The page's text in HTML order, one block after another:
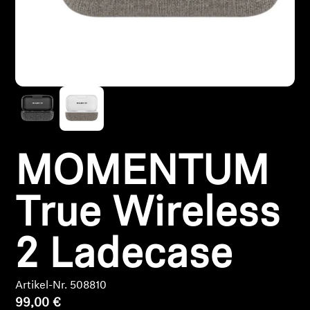
Hearing
TV-Kopfhörer
Ressourcen zum Thema Hören
Original-Hörteile & Zubehör
Soundbars
MOMENTUM
True Wireless
2 Ladecase
Artikel-Nr. 508810
99,00 €